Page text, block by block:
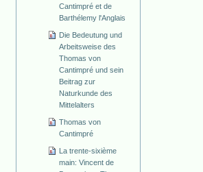
Cantimpré et de
Barthélemy l'Anglais
Die Bedeutung und
Arbeitsweise des
Thomas von
Cantimpré und sein
Beitrag zur
Naturkunde des
Mittelalters
Thomas von
Cantimpré
La trente-sixième
main: Vincent de